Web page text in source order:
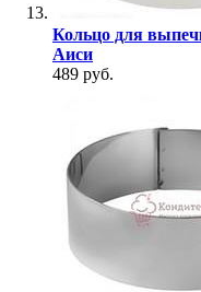
Кольцо для
Аиси
489 руб.